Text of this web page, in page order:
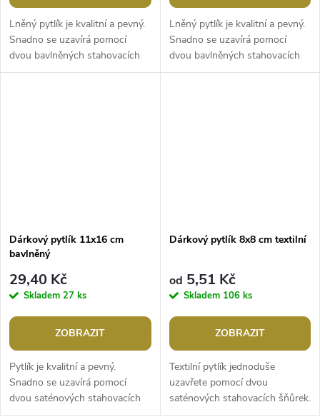
Lněný pytlík je kvalitní a pevný.
Snadno se uzavírá pomocí
dvou bavlněných stahovacích
šňůrek. Po zašpinění ho můžete
Lněný pytlík je kvalitní a pevný.
Snadno se uzavírá pomocí
dvou bavlněných stahovacích
šňůrek. Velikost pytlíku je
Dárkový pytlík 11x16 cm
bavlněný
29,40 Kč
Skladem 27 ks
ZOBRAZIT
Pytlík je kvalitní a pevný.
Snadno se uzavírá pomocí
dvou saténových stahovacích
šňůrek. Velikost pytlíku je
Dárkový pytlík 8x8 cm textilní
od 5,51 Kč
Skladem 106 ks
ZOBRAZIT
Textilní pytlík jednoduše
uzavřete pomocí dvou
saténových stahovacích šňůrek.
Je bavlněný s příměsí